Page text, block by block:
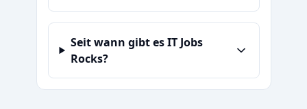
Seit wann gibt es IT Jobs
Rocks?